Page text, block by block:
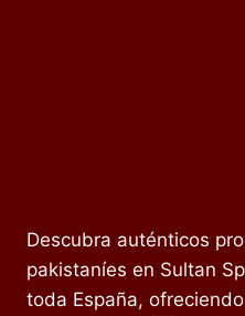
Descubra auténticos
pakistaníes en Sultan
toda España,